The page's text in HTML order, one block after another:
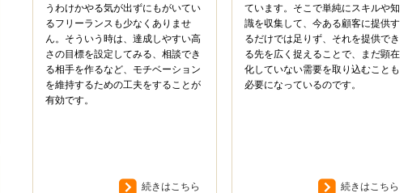
うわけかやる気が出ずにもがいてい
るフリーランスも少なくありませ
ん。そういう時は、達成しやすい高
さの目標を設定してみる、相談でき
る相手を作るなど、モチベーション
を維持するための工夫をすることが
有効です。
続きはこちら
ています。そこで単純にスキルや知
識を収集して、今ある顧客に提供す
るだけでは足りず、それを提供でき
る先を広く捉えることで、まだ顕在
化していない需要を取り込むことも
必要になっているのです。
続きはこちら